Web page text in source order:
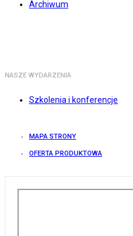
Archiwum
NASZE WYDARZENIA
Szkolenia i konferencje
MAPA STRONY
OFERTA PRODUKTOWA